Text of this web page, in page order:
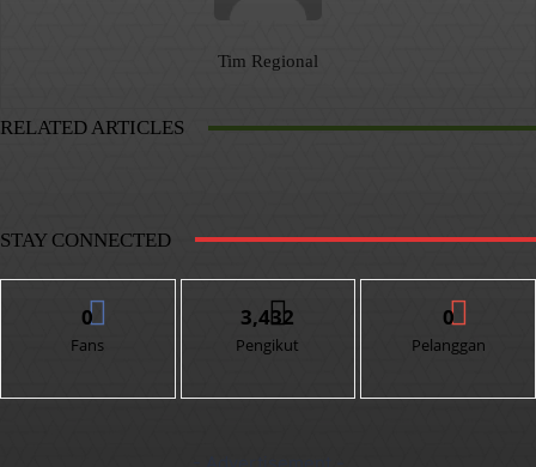
Tim Regional
RELATED ARTICLES
STAY CONNECTED
0
Fans
3,432
Pengikut
0
Pelanggan